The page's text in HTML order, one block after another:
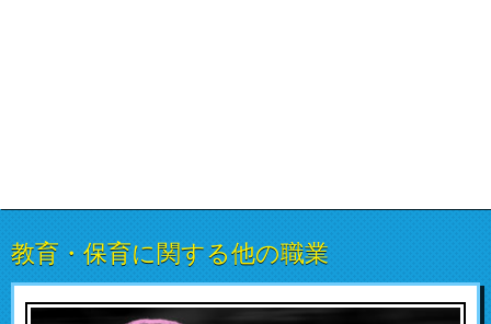
教育・保育に関する他の職業